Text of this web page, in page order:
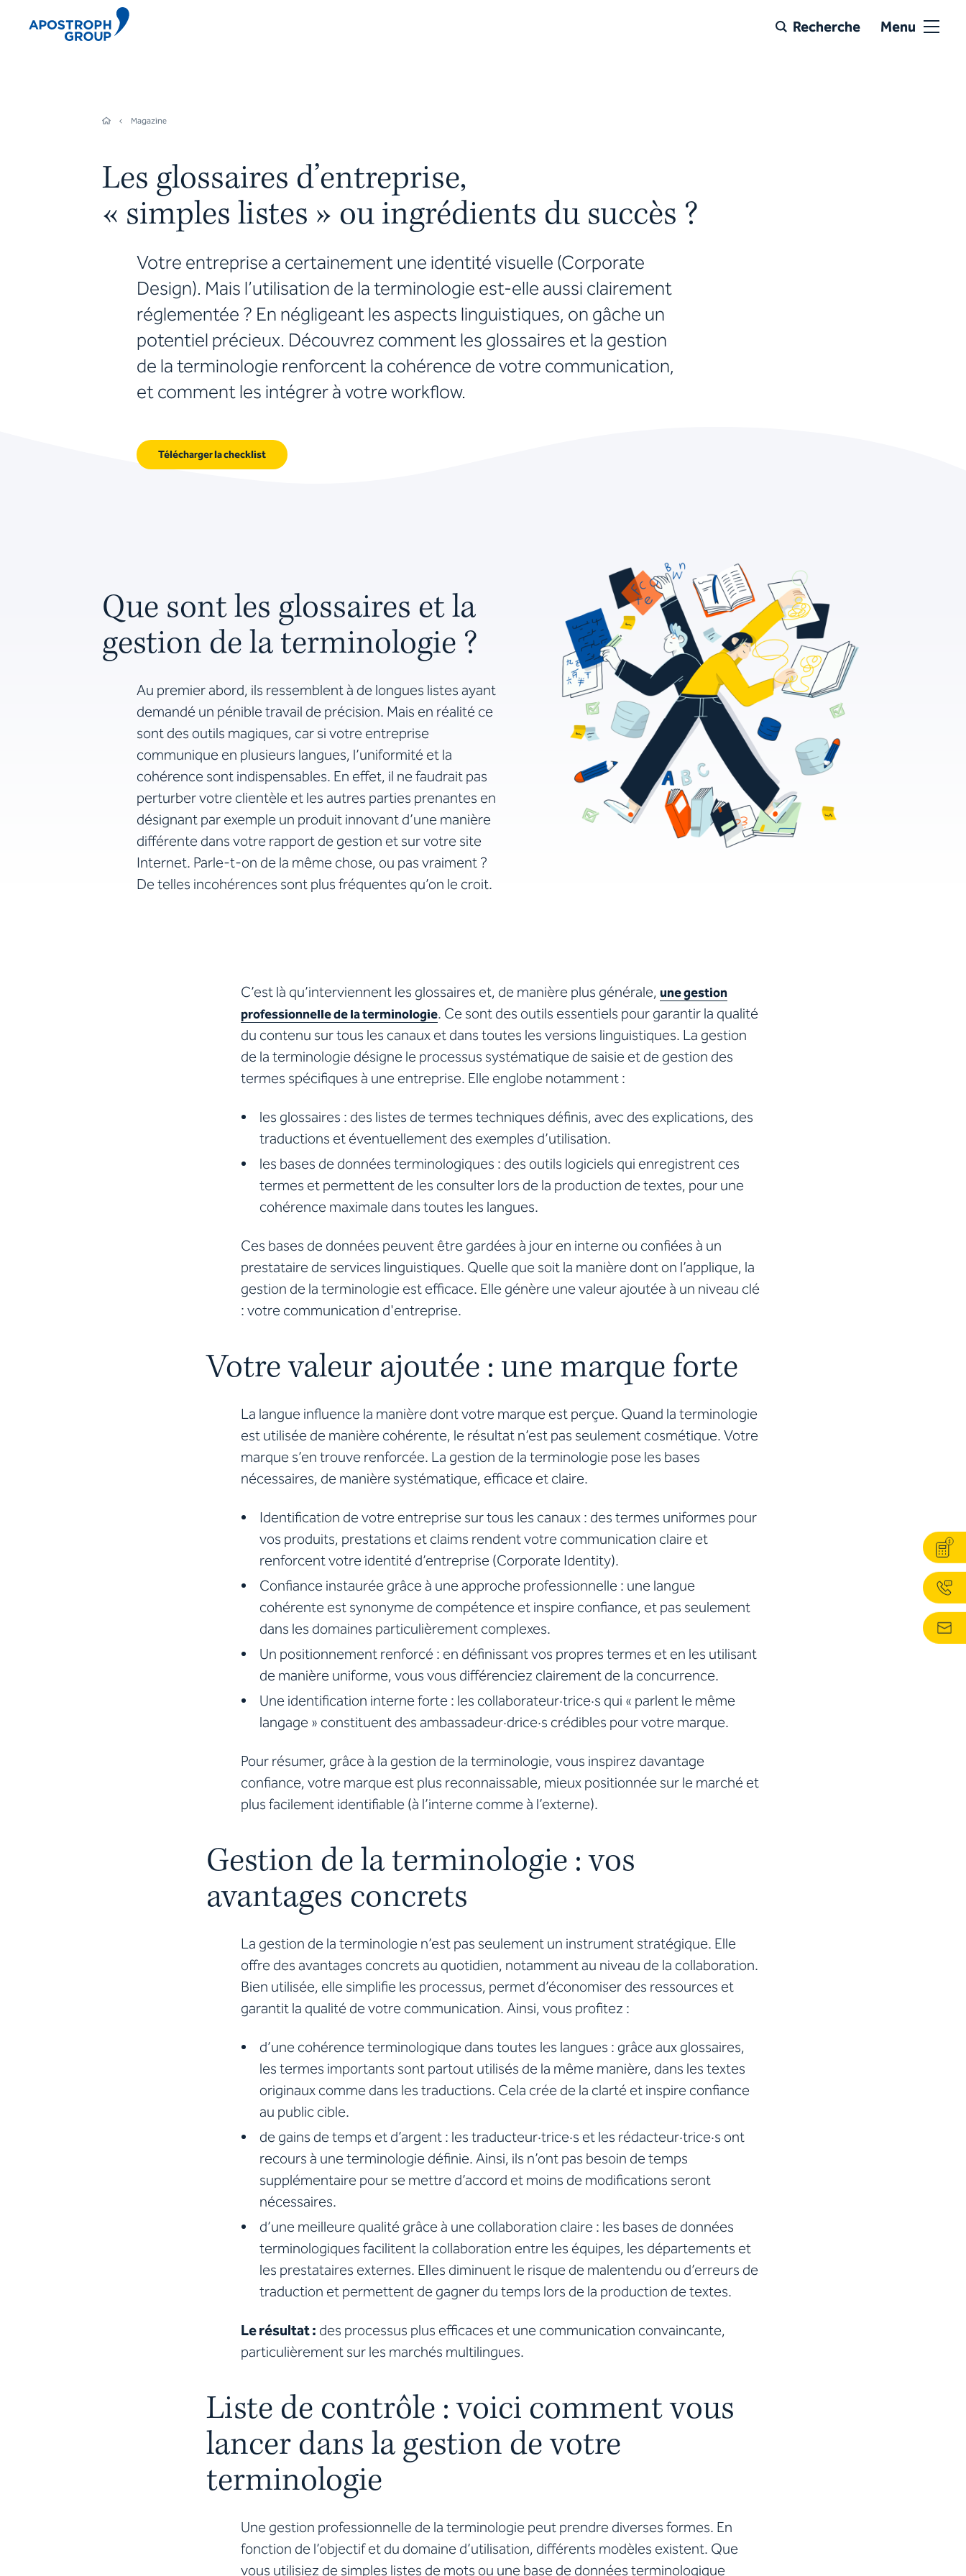
Recherche Menu
Magazine
Les glossaires d’entreprise,
« simples listes » ou ingrédients du succès ?
Votre entreprise a certainement une identité visuelle (Corporate
Design). Mais l’utilisation de la terminologie est-elle aussi clairement
réglementée ? En négligeant les aspects linguistiques, on gâche un
potentiel précieux. Découvrez comment les glossaires et la gestion
de la terminologie renforcent la cohérence de votre communication,
et comment les intégrer à votre workflow.
Télécharger la checklist
Que sont les glossaires et la
gestion de la terminologie ?
Au premier abord, ils ressemblent à de longues listes ayant
demandé un pénible travail de précision. Mais en réalité ce
sont des outils magiques, car si votre entreprise
communique en plusieurs langues, l’uniformité et la
cohérence sont indispensables. En effet, il ne faudrait pas
perturber votre clientèle et les autres parties prenantes en
désignant par exemple un produit innovant d’une manière
différente dans votre rapport de gestion et sur votre site
Internet. Parle-t-on de la même chose, ou pas vraiment ?
De telles incohérences sont plus fréquentes qu’on le croit.
C’est là qu’interviennent les glossaires et, de manière plus générale, une gestion
professionnelle de la terminologie. Ce sont des outils essentiels pour garantir la qualité
du contenu sur tous les canaux et dans toutes les versions linguistiques. La gestion
de la terminologie désigne le processus systématique de saisie et de gestion des
termes spécifiques à une entreprise. Elle englobe notamment :
les glossaires : des listes de termes techniques définis, avec des explications, des
traductions et éventuellement des exemples d’utilisation.
les bases de données terminologiques : des outils logiciels qui enregistrent ces
termes et permettent de les consulter lors de la production de textes, pour une
cohérence maximale dans toutes les langues.
Ces bases de données peuvent être gardées à jour en interne ou confiées à un
prestataire de services linguistiques. Quelle que soit la manière dont on l’applique, la
gestion de la terminologie est efficace. Elle génère une valeur ajoutée à un niveau clé
: votre communication d'entreprise.
Votre valeur ajoutée : une marque forte
La langue influence la manière dont votre marque est perçue. Quand la terminologie
est utilisée de manière cohérente, le résultat n’est pas seulement cosmétique. Votre
marque s’en trouve renforcée. La gestion de la terminologie pose les bases
nécessaires, de manière systématique, efficace et claire.
Identification de votre entreprise sur tous les canaux : des termes uniformes pour
vos produits, prestations et claims rendent votre communication claire et
renforcent votre identité d’entreprise (Corporate Identity).
Confiance instaurée grâce à une approche professionnelle : une langue
cohérente est synonyme de compétence et inspire confiance, et pas seulement
dans les domaines particulièrement complexes.
Un positionnement renforcé : en définissant vos propres termes et en les utilisant
de manière uniforme, vous vous différenciez clairement de la concurrence.
Une identification interne forte : les collaborateur·trice·s qui « parlent le même
langage » constituent des ambassadeur·drice·s crédibles pour votre marque.
Pour résumer, grâce à la gestion de la terminologie, vous inspirez davantage
confiance, votre marque est plus reconnaissable, mieux positionnée sur le marché et
plus facilement identifiable (à l’interne comme à l’externe).
Gestion de la terminologie : vos
avantages concrets
La gestion de la terminologie n’est pas seulement un instrument stratégique. Elle
offre des avantages concrets au quotidien, notamment au niveau de la collaboration.
Bien utilisée, elle simplifie les processus, permet d’économiser des ressources et
garantit la qualité de votre communication. Ainsi, vous profitez :
d’une cohérence terminologique dans toutes les langues : grâce aux glossaires,
les termes importants sont partout utilisés de la même manière, dans les textes
originaux comme dans les traductions. Cela crée de la clarté et inspire confiance
au public cible.
de gains de temps et d’argent : les traducteur·trice·s et les rédacteur·trice·s ont
recours à une terminologie définie. Ainsi, ils n’ont pas besoin de temps
supplémentaire pour se mettre d’accord et moins de modifications seront
nécessaires.
d’une meilleure qualité grâce à une collaboration claire : les bases de données
terminologiques facilitent la collaboration entre les équipes, les départements et
les prestataires externes. Elles diminuent le risque de malentendu ou d’erreurs de
traduction et permettent de gagner du temps lors de la production de textes.
Le résultat : des processus plus efficaces et une communication convaincante,
particulièrement sur les marchés multilingues.
Liste de contrôle : voici comment vous
lancer dans la gestion de votre
terminologie
Une gestion professionnelle de la terminologie peut prendre diverses formes. En
fonction de l’objectif et du domaine d’utilisation, différents modèles existent. Que
vous utilisiez de simples listes de mots ou une base de données terminologique